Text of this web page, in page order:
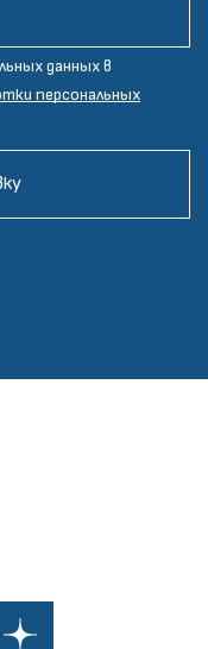
данных в
персональных